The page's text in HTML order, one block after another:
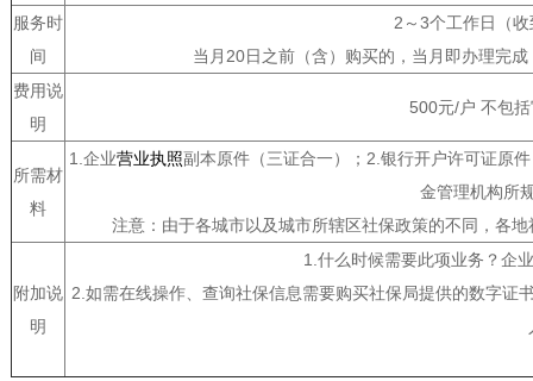
服务时
间
2～3个工作日（
当月20日之前（含）购买的，当月即办理完
费用说
明
500元/户 不包
所需材
料
1.企业营业执照副本原件（三证合一）；2.银行开户许可证原
金管理机构所
注意：由于各城市以及城市所辖区社保政策的不同，各
附加说
明
1.什么时候需要此项业务？企
2.如需在线操作、查询社保信息需要购买社保局提供的数字证